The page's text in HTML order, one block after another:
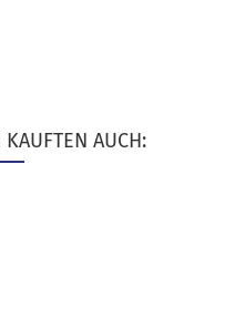
AUCH: